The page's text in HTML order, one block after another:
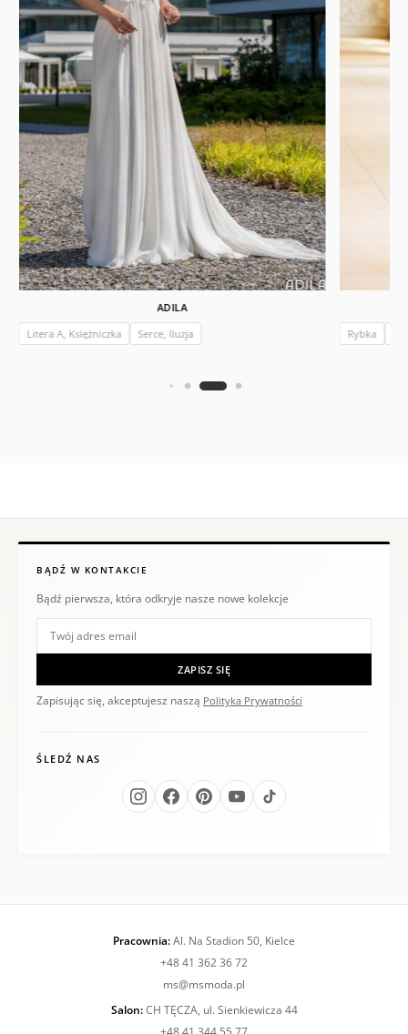
ADILA
Litera A, Księżniczka
Serce, Iluzja Rybka
BĄDŹ W KONTAKCIE
Bądź pierwsza, która odkryje nasze nowe kolekcje
ZAPISZ SIĘ
Zapisując się, akceptujesz naszą Polityka Prywatności
ŚLEDŹ NAS
Pracownia:Al. Na Stadion 50, Kielce
+48 41 362 36 72
ms@msmoda.pl
Salon:CH TĘCZA, ul. Sienkiewicza 44